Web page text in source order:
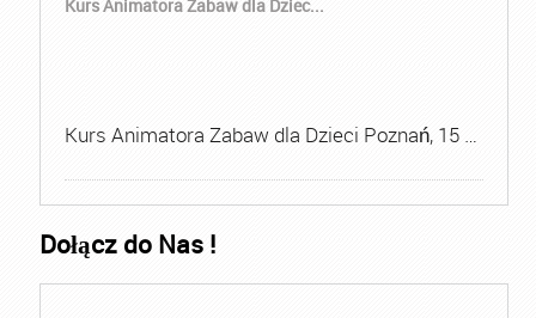
Kurs Animatora Zabaw dla Dziec...
Kurs Animatora Zabaw dla Dzieci Poznań, 15 …
Dołącz do Nas !